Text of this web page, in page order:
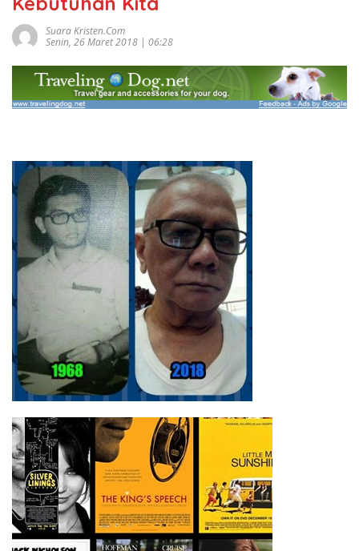
Suara Kristen.com
Senin, 26 Maret 2018 | 06:28